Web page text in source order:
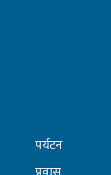
पर्यटन